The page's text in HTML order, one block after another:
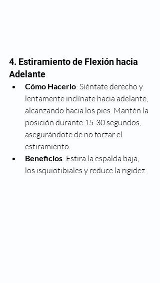
4. Estiramiento de Flexión hacia
Adelante
Cómo Hacerlo: Siéntate derecho y
lentamente inclínate hacia adelante,
alcanzando hacia los pies. Mantén la
posición durante 15-30 segundos,
asegurándote de no forzar el
estiramiento.
Beneficios: Estira la espalda baja,
los isquiotibiales y reduce la rigidez.